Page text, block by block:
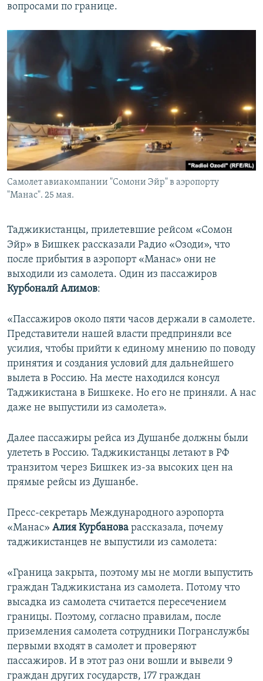
вопросами по границе.
Самолет авиакомпании "Сомони Эйр" в аэропорту
"Манас". 25 мая.
Таджикистанцы, прилетевшие рейсом «Сомон
Эйр» в Бишкек рассказали Радио «Озоди», что
после прибытия в аэропорт «Манас» они не
выходили из самолета. Один из пассажиров
Курбоналӣ Алимов:
«Пассажиров около пяти часов держали в самолете.
Представители нашей власти предприняли все
усилия, чтобы прийти к единому мнению по поводу
принятия и создания условий для дальнейшего
вылета в Россию. На месте находился консул
Таджикистана в Бишкеке. Но его не приняли. А нас
даже не выпустили из самолета».
Далее пассажиры рейса из Душанбе должны были
улететь в Россию. Таджикистанцы летают в РФ
транзитом через Бишкек из-за высоких цен на
прямые рейсы из Душанбе.
Пресс-секретарь Международного аэропорта
«Манас» Алия Курбанова рассказала, почему
таджикистанцев не выпустили из самолета:
«Граница закрыта, поэтому мы не могли выпустить
граждан Таджикистана из самолета. Потому что
высадка из самолета считается пересечением
границы. Поэтому, согласно правилам, после
приземления самолета сотрудники Погранслужбы
первыми входят в самолет и проверяют
пассажиров. И в этот раз они вошли и вывели 9
граждан других государств, 177 граждан